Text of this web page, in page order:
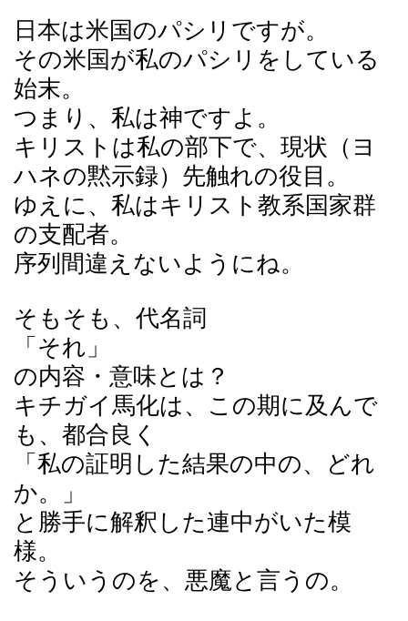
日本は米国のパシリですが。
その米国が私のパシリをしている
始末。
つまり、私は神ですよ。
キリストは私の部下で、現状（ヨ
ハネの黙示録）先触れの役目。
ゆえに、私はキリスト教系国家群
の支配者。
序列間違えないようにね。
そもそも、代名詞
「それ」
の内容・意味とは？
キチガイ馬化は、この期に及んで
も、都合良く
「私の証明した結果の中の、どれ
か。」
と勝手に解釈した連中がいた模
様。
そういうのを、悪魔と言うの。